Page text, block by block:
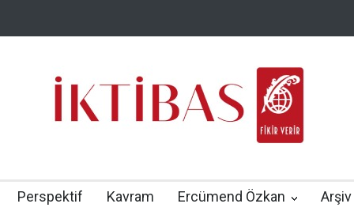
Perspektif Kavram Ercümend Özkan Arşiv